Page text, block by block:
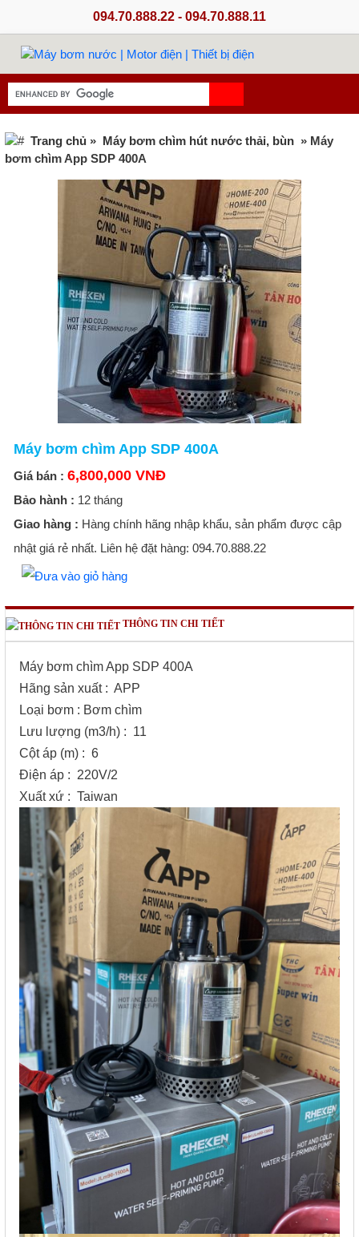
094.70.888.22 - 094.70.888.11
Trang chủ » Máy bơm chìm hút nước thải, bùn » Máy
bơm chìm App SDP 400A
Máy bơm chìm App SDP 400A
Giá bán : 6,800,000 VNĐ
Bảo hành : 12 tháng
Giao hàng : Hàng chính hãng nhập khẩu, sản phẩm được cập
nhật giá rẻ nhất. Liên hệ đặt hàng: 094.70.888.22
THÔNG TIN CHI TIẾT
Máy bơm chìm App SDP 400A
Hãng sản xuất : APP
Loại bơm : Bơm chìm
Lưu lượng (m3/h) : 11
Cột áp (m) : 6
Điện áp : 220V/2
Xuất xứ : Taiwan